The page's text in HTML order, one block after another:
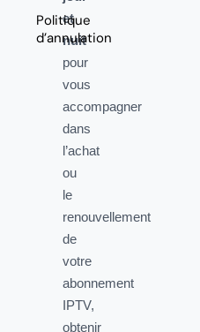
Politique
d’annulation
et
nuit
pour
vous
accompagner
dans
l’achat
ou
le
renouvellement
de
votre
abonnement
IPTV,
obtenir